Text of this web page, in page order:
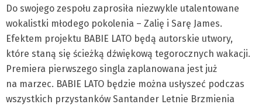
Do swojego zespołu zaprosiła niezwykle utalentowane
wokalistki młodego pokolenia – Zalię i Sarę James.
Efektem projektu BABIE LATO będą autorskie utwory,
które staną się ścieżką dźwiękową tegorocznych wakacji.
Premiera pierwszego singla zaplanowana jest już
na marzec. BABIE LATO będzie można usłyszeć podczas
wszystkich przystanków Santander Letnie Brzmienia